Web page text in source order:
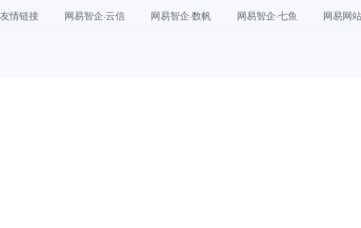
友情链接 网易智企·云信 网易智企·数帆 网易智企·七鱼 网易网